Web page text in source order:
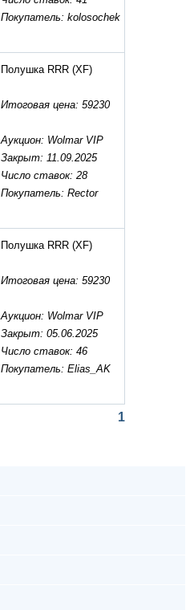
Покупатель: kolosochek
Полушка RRR (XF)
Итоговая цена: 59230
Аукцион: Wolmar VIP
Закрыт: 11.09.2025
Число ставок: 28
Покупатель: Rector
Полушка RRR (XF)
Итоговая цена: 59230
Аукцион: Wolmar VIP
Закрыт: 05.06.2025
Число ставок: 46
Покупатель: Elias_AK
1